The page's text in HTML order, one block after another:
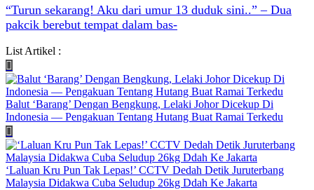
“Turun sekarang! Aku dari umur 13 duduk sini..” – Dua
pakcik berebut tempat dalam bas-
List Artikel :
Balut ‘Barang’ Dengan Bengkung, Lelaki Johor Dicekup Di
Indonesia — Pengakuan Tentang Hutang Buat Ramai Terkedu
‘Laluan Kru Pun Tak Lepas!’ CCTV Dedah Detik Juruterbang
Malaysia Didakwa Cuba Seludup 26kg Ddah Ke Jakarta